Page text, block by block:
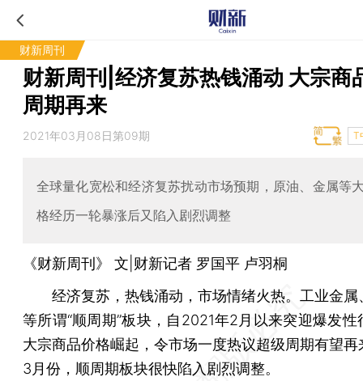
财新周刊
财新周刊|经济复苏热钱涌动 大宗商
周期再来
2021年03月08日第09期 T
全球量化宽松和经济复苏扰动市场预期，原油、金属等
格经历一轮暴涨后又陷入剧烈调整
《财新周刊》 文|财新记者 罗国平 卢羽桐
经济复苏，热钱涌动，市场情绪火热。工业金属
等所谓“顺周期”板块，自2021年2月以来突迎爆发性
大宗商品价格崛起，令市场一度热议超级周期有望再
3月份，顺周期板块很快陷入剧烈调整。